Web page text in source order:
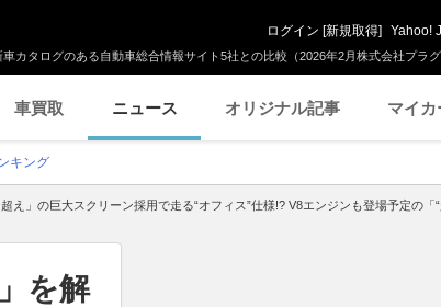
カタログのある自動車総合情報サイト5社との比較（2026年2月株式会社プラグ
ログイン [新規取得] Yahoo!
車買取 ニュース オリジナル記事 マイカ
キング
え」の巨大スクリーン採用で走る“オフィス”仕様!? V8エンジンも登場予定の「
を解